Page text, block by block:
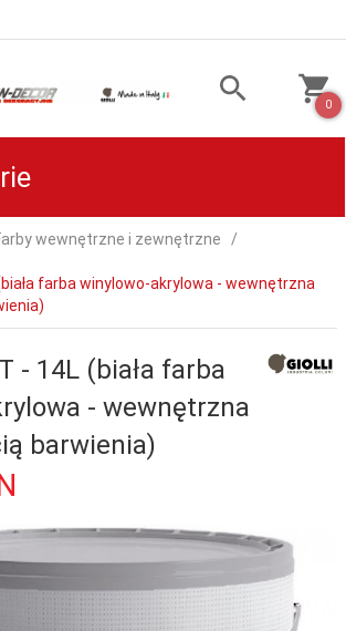
0
wewnętrzne i zewnętrzne
(biała farba winylowo-akrylowa - wewnętrzna
- 14L (biała farba
- wewnętrzna
barwienia)